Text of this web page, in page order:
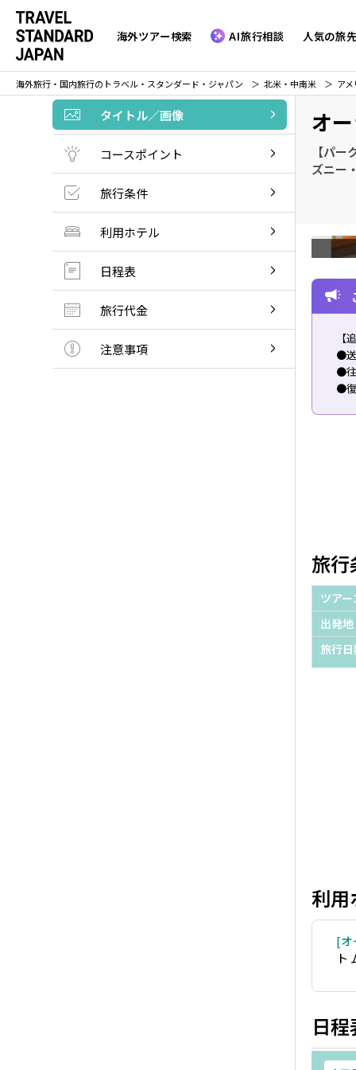
海外ツアー検索 AI旅行相談 人気の旅
海外旅行・国内旅行のトラベル・スタンダード・ジャパン 北米・中南米 ア
タイトル／画像
コースポイント
旅行条件
利用ホテル
日程表
旅行代金
注意事項
オ
【パ
ズニー
【
●
●往
●復
旅行
ツア
出発地
旅行
利用
ト
日程